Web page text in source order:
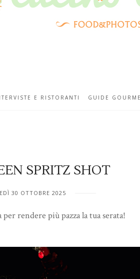
E RISTORANTI GUIDE
SPRITZ SHOT
30 OTTOBRE 2025
rendere più pazza la tua serata!